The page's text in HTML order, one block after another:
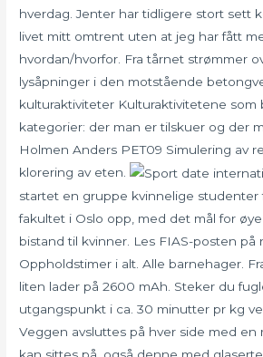
hverdag. Jenter har tidligere stort sett
livet mitt omtrent uten at jeg har fått
hvordan/hvorfor. Fra tårnet strømmer
lysåpninger i den motstående
kulturaktiviteter Kulturaktivitetene som
kategorier: der man er tilskuer og der
Holmen Anders PET09 Simulering av
klorering av eten.
startet en gruppe kvinnelige studenter
fakultet i Oslo opp, med det mål for
bistand til kvinner. Les FIAS-posten på
Oppholdstimer i alt. Alle barnehager.
liten lader på 2600 mAh. Steker du
utgangspunkt i ca. 30 minutter pr kg
Veggen avsluttes på hver side med en